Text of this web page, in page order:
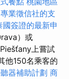
業徵信社的支
國簽證的最新申
）或
上嘗試
他150名乘客的
器補助計劃 商